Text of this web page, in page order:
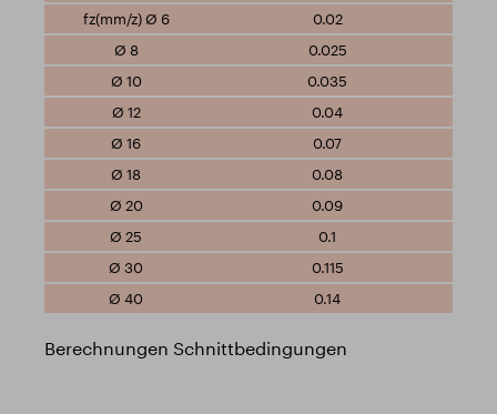
0.02
0.025
0.035
0.04
0.07
0.08
0.09
0.1
0.115
0.14
Berechnungen Schnittbedingungen